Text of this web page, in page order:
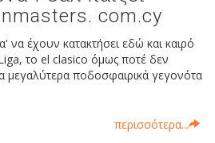
com.cy
έχουν κατακτήσει εδώ και καιρό
το el clasico όμως ποτέ δεν
μεγαλύτερα ποδοσφαιρικά γεγονότα
περισσότερα...